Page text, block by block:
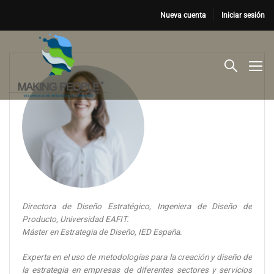
Nueva cuenta Iniciar sesión
Directora de Diseño Estratégico, Ingeniera de Diseño de
Producto, Universidad EAFIT.
Máster en Estrategia de Diseño, IED España.
Experta en el uso de metodologías para la creación y diseño de
la estrategia en empresas de diferentes sectores y servicios